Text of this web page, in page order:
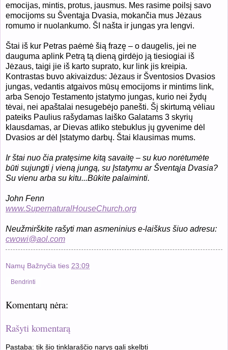
emocijas, mintis, protus, jausmus. Mes rasime poilsį savo
emocijoms su Šventąja Dvasia, mokančia mus Jėzaus
romumo ir nuolankumo. ŠI našta ir jungas yra lengvi.
Štai iš kur Petras paėmė šią frazę – o daugelis, jei ne
dauguma aplink Petrą tą dieną girdėjo ją tiesiogiai iš
Jėzaus, taigi jie iš karto suprato, kur link jis kreipia.
Kontrastas buvo akivaizdus: Jėzaus ir Šventosios Dvasios
jungas, vedantis atgaivos mūsų emocijoms ir mintims link,
arba Senojo Testamento įstatymo jungas, kurio nei žydų
tėvai, nei apaštalai nesugebėjo panešti. Šį skirtumą vėliau
pateiks Paulius rašydamas laiško Galatams 3 skyrių
klausdamas, ar Dievas atliko stebuklus jų gyvenime dėl
Dvasios ar dėl Įstatymo darbų. Štai klausimas mums.
Ir štai nuo čia pratęsime kitą savaitę – su kuo norėtumėte
būti sujungti į vieną jungą, su Įstatymu ar Šventąja Dvasia?
Su vienu arba su kitu...Būkite palaiminti.
John Fenn
www.SupernaturalHouseChurch.org
Neužmirškite rašyti man asmeninius e-laiškus šiuo adresu:
cwowi@aol.com
Namų Bažnyčia ties 23:09
Bendrinti
Komentarų nėra:
Rašyti komentarą
Pastaba: tik šio tinklaraščio narys gali skelbti